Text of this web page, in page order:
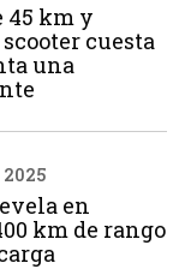
45 km y
cuesta
una
2025
en
km de rango